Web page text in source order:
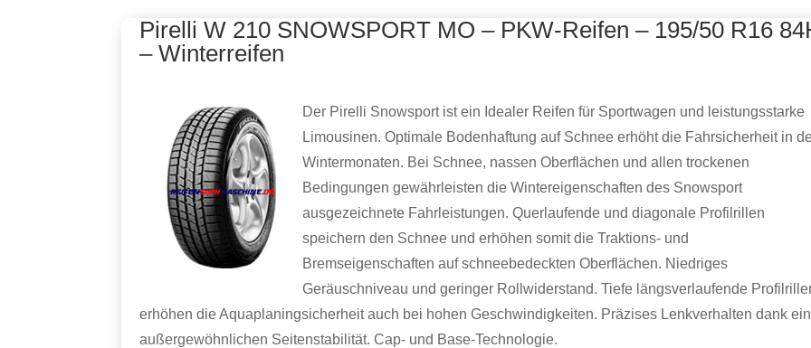
Pirelli W 210 SNOWSPORT MO – PKW-Reifen – 195/50 R16
– Winterreifen
Der Pirelli Snowsport ist ein Idealer Reifen für Sportwagen und leistungsstarke
Limousinen. Optimale Bodenhaftung auf Schnee erhöht die Fahrsicherheit in
Wintermonaten. Bei Schnee, nassen Oberflächen und allen trockenen
Bedingungen gewährleisten die Wintereigenschaften des Snowsport
ausgezeichnete Fahrleistungen. Querlaufende und diagonale Profilrillen
speichern den Schnee und erhöhen somit die Traktions- und
Bremseigenschaften auf schneebedeckten Oberflächen. Niedriges
Geräuschniveau und geringer Rollwiderstand. Tiefe längsverlaufende
erhöhen die Aquaplaningsicherheit auch bei hohen Geschwindigkeiten. Präzises Lenkverhalten dank
außergewöhnlichen Seitenstabilität. Cap- und Base-Technologie.